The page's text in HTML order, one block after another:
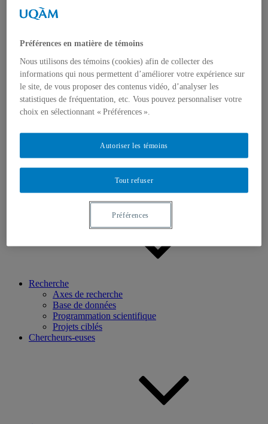
Bourses et prix
Distinctions
Événements à venir
Archives et bilans
Colloque international CRISES
Perspectives et dialogue
Vidéos et baladodiffusions
Recherche
Axes de recherche
Base de données
Programmation scientifique
Projets ciblés
Chercheurs-euses
Préférences en matière de témoins
Nous utilisons des témoins (cookies) afin de collecter des
informations qui nous permettent d’améliorer votre expérience sur
le site, de vous proposer des contenus vidéo, d’analyser les
statistiques de fréquentation, etc. Vous pouvez personnaliser votre
choix en sélectionnant « Préférences ».
Tout refuser
Autoriser les témoins
Préférences